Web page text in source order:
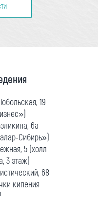
19
6а
Сибирь»)
5 (холл
3 этаж)
68
кипения